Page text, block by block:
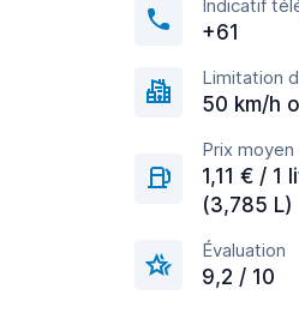
Indicatif
+61
Limitation
50 km/h
Prix
1,11 € / 1
(3,785 L)
Évaluation
9,2 / 10